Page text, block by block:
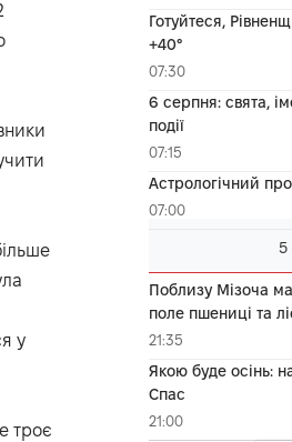
у
троє
Готуйтеся,
+40°
07:30
6 серпня: свята,
події
07:15
Астрологічний
07:00
5
Поблизу Мізоча
поле пшениці та
21:35
Якою буде осінь:
Спас
21:00